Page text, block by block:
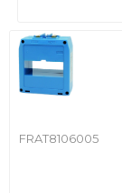
FRAT8106005